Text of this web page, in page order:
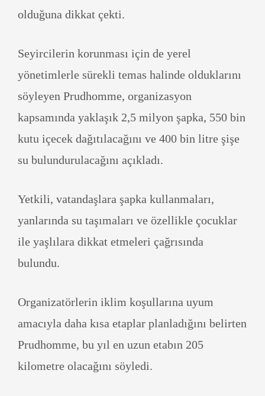
olduğuna dikkat çekti.
Seyircilerin korunması için de yerel
yönetimlerle sürekli temas halinde olduklarını
söyleyen Prudhomme, organizasyon
kapsamında yaklaşık 2,5 milyon şapka, 550 bin
kutu içecek dağıtılacağını ve 400 bin litre şişe
su bulundurulacağını açıkladı.
Yetkili, vatandaşlara şapka kullanmaları,
yanlarında su taşımaları ve özellikle çocuklar
ile yaşlılara dikkat etmeleri çağrısında
bulundu.
Organizatörlerin iklim koşullarına uyum
amacıyla daha kısa etaplar planladığını belirten
Prudhomme, bu yıl en uzun etabın 205
kilometre olacağını söyledi.